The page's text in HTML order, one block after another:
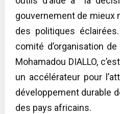
gouvernement de mieux
des politiques
comité d’organisation
Mohamadou DIALLO,
un accélérateur pour
développement durable
des pays africains.